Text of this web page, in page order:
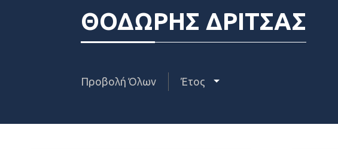
ΘΟΔΩΡΗΣ ΔΡΙΤΣΑΣ
Προβολή Όλων Έτος